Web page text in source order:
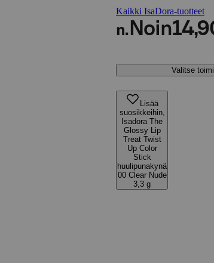
Kaikki IsaDora-tuotteet
n. Noin
Valitse
Lisää
suosikkeihin,
Isadora The
Glossy Lip
Treat Twist
Up Color
Stick
huulipunakynä
00 Clear Nude
3,3 g